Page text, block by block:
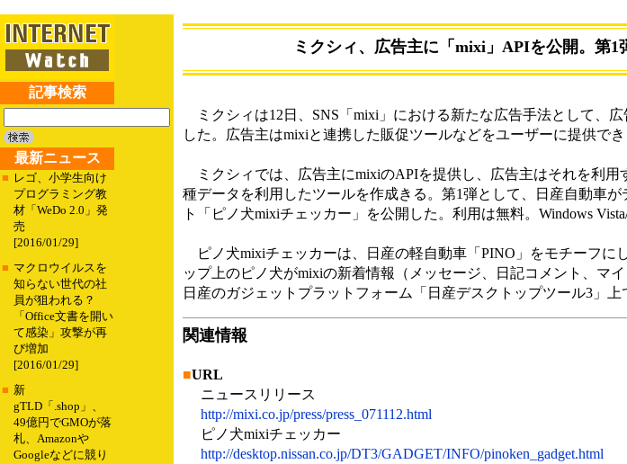
記事検索
最新ニュース
■ レゴ、小学生向け
プログラミング教
材「WeDo 2.0」発
売
[2016/01/29]
■ マクロウイルスを
知らない世代の社
員が狙われる？
「Office文書を開い
て感染」攻撃が再
び増加
[2016/01/29]
■ 新
gTLD「.shop」、
49億円でGMOが落
札、Amazonや
Googleなどに競り
ミクシィ、広告主に「mixi」APIを公開。第
ミクシィは12日、SNS「mixi」における新たな広告手法として、
した。広告主はmixiと連携した販促ツールなどをユーザーに提供でき
ミクシィでは、広告主にmixiのAPIを提供し、広告主はそれを利用
種データを利用したツールを作成きる。第1弾として、日産自動車が
ト「ピノ犬mixiチェッカー」を公開した。利用は無料。Windows
ピノ犬mixiチェッカーは、日産の軽自動車「PINO」をモチーフに
ップ上のピノ犬がmixiの新着情報（メッセージ、日記コメント、マ
日産のガジェットプラットフォーム「日産デスクトップツール3」上
関連情報
■URL
ニュースリリース
http://mixi.co.jp/press/press_071112.html
ピノ犬mixiチェッカー
http://desktop.nissan.co.jp/DT3/GADGET/INFO/pinoken_gadget.html